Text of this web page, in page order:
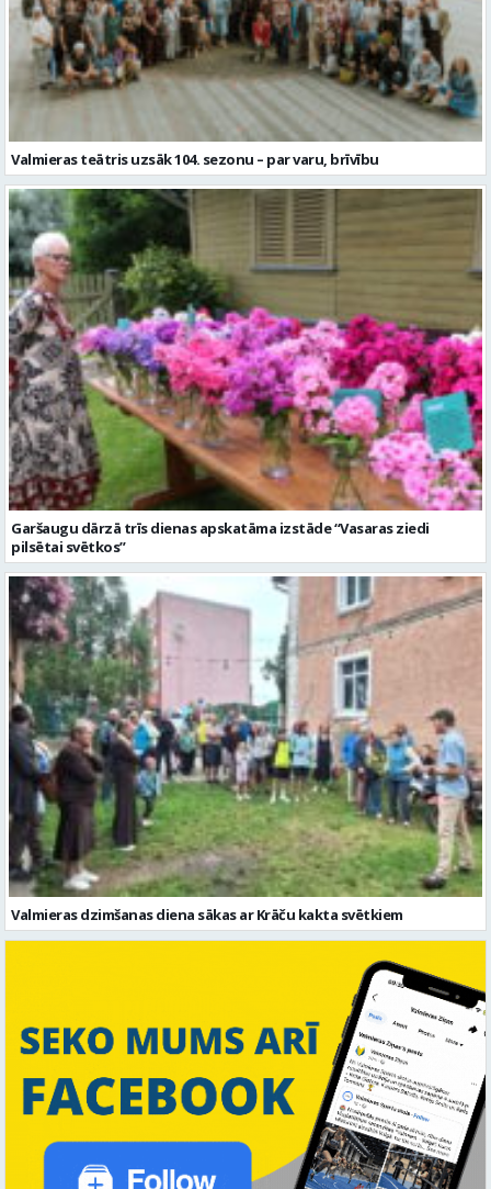
Valmieras teātris uzsāk 104. sezonu – par varu, brīvību
Garšaugu dārzā trīs dienas apskatāma izstāde “Vasaras ziedi
pilsētai svētkos”
Valmieras dzimšanas diena sākas ar Krāču kakta svētkiem